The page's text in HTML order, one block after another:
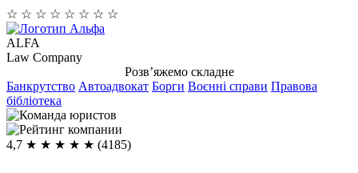
☆ ☆ ☆ ☆ ☆ ☆ ☆ ☆
ALFA
Law Company
Розв’яжемо складне
Банкрутство Автоадвокат Борги Воєнні справи Правова
бібліотека
4,7 ★ ★ ★ ★ ★ (4185)